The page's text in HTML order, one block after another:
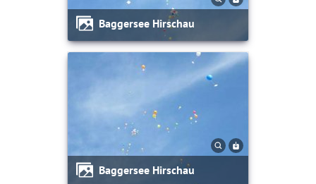
Baggersee Hirschau
Baggersee Hirschau